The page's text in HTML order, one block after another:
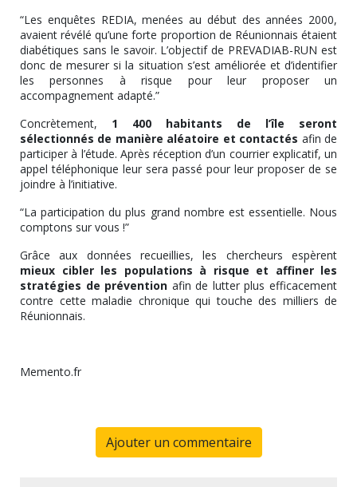
“Les enquêtes REDIA, menées au début des années 2000,
avaient révélé qu’une forte proportion de Réunionnais étaient
diabétiques sans le savoir. L’objectif de PREVADIAB-RUN est
donc de mesurer si la situation s’est améliorée et d’identifier
les personnes à risque pour leur proposer un
accompagnement adapté.”
Concrètement, 1 400 habitants de l’île seront
sélectionnés de manière aléatoire et contactés afin de
participer à l’étude. Après réception d’un courrier explicatif, un
appel téléphonique leur sera passé pour leur proposer de se
joindre à l’initiative.
“La participation du plus grand nombre est essentielle. Nous
comptons sur vous !”
Grâce aux données recueillies, les chercheurs espèrent
mieux cibler les populations à risque et affiner les
stratégies de prévention afin de lutter plus efficacement
contre cette maladie chronique qui touche des milliers de
Réunionnais.
Memento.fr
Ajouter un commentaire